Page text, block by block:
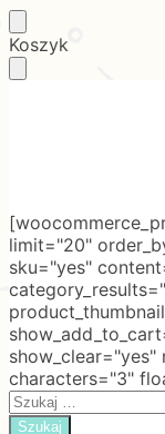
Skip
to
Skip
to
Koszyk
limit="20"
sku="yes"
characters="3"
Search
for: